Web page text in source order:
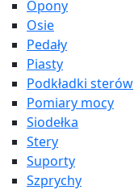
Opony
Osie
Pedały
Piasty
Podkładki sterów
Pomiary mocy
Siodełka
Stery
Suporty
Szprychy